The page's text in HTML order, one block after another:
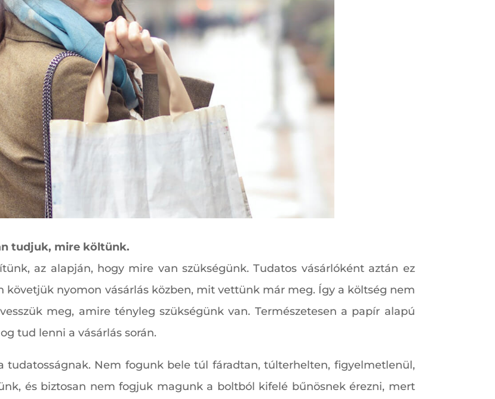
tudjuk, mire költünk.
az alapján, hogy mire van szükségünk. Tudatos vásárlóként aztán ez
követjük nyomon vásárlás közben, mit vettünk már meg. Így a költség nem
meg, amire tényleg szükségünk van. Természetesen a papír alapú
tud lenni a vásárlás során.
tudatosságnak. Nem fogunk bele túl fáradtan, túlterhelten, figyelmetlenül,
és biztosan nem fogjuk magunk a boltból kifelé bűnösnek érezni, mert